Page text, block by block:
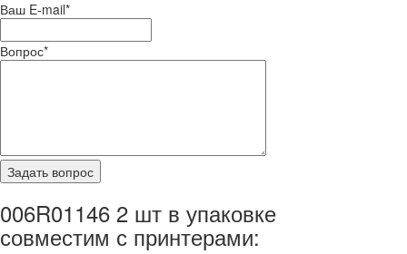
Ваш E-mail*
Вопрос*
006R01146 2 шт в упаковке
совместим с принтерами: